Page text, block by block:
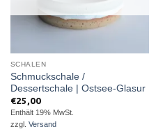
SCHALEN
Schmuckschale /
Dessertschale | Ostsee-Glasur
€25,00
Enthält 19% MwSt.
zzgl. Versand